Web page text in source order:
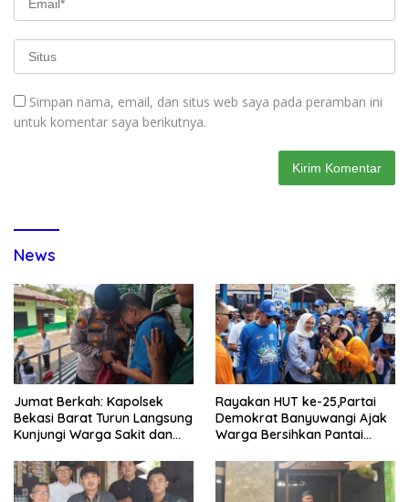
Simpan nama, email, dan situs web saya pada peramban ini
untuk komentar saya berikutnya.
News
Jumat Berkah: Kapolsek
Bekasi Barat Turun Langsung
Kunjungi Warga Sakit dan
Rayakan HUT ke-25,Partai
Demokrat Banyuwangi Ajak
Warga Bersihkan Pantai